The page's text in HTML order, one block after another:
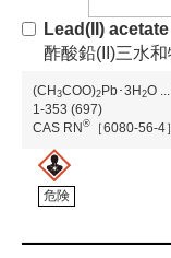
Lead(II)
酢酸鉛(II)三水和
(CH3COO)2Pb･3H2O
1-353 (697)
CAS RN® ［6080-56-4］
危険